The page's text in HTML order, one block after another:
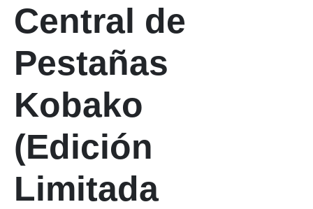
Central de
Pestañas
Kobako
(Edición
Limitada